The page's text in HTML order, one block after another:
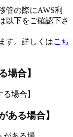
管の際にAWS利
以下をご確認下さ
す。詳しくはこち
場合】
ある場合】